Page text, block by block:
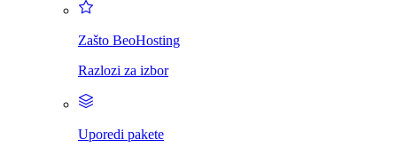
Zašto BeoHosting
Razlozi za izbor
Uporedi pakete